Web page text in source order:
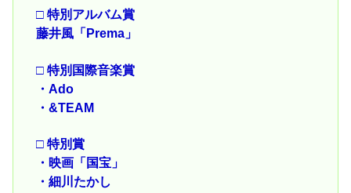
□ 特別アルバム賞
藤井風「Prema」
□ 特別国際音楽賞
・Ado
・&TEAM
□ 特別賞
・映画「国宝」
・細川たかし